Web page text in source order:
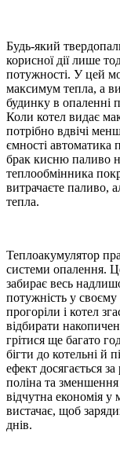
Будь-який
корисної дії лише
потужності. У цей
максимум тепла, а
будинку в опаленні
Коли котел видає
потрібно вдвічі
ємності автоматика
брак кисню паливо
теплообмінника
витрачаєте паливо,
тепла.
Теплоакумулятор
системи опалення.
забирає весь
потужність у
прогоріли і котел
відбирати
грітися ще багато
бігти до котельні й
ефект досягається
поліна та
відчутна економія у
вистачає, щоб
днів.